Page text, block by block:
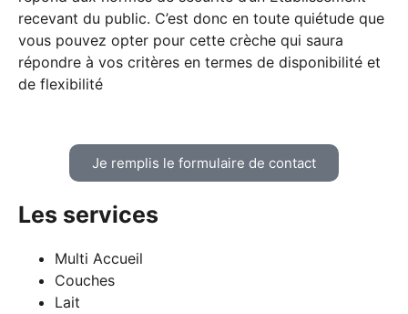
recevant du public. C’est donc en toute quiétude que
vous pouvez opter pour cette crèche qui saura
répondre à vos critères en termes de disponibilité et
de flexibilité
Je remplis le formulaire de contact
Les services
Multi Accueil
Couches
Lait